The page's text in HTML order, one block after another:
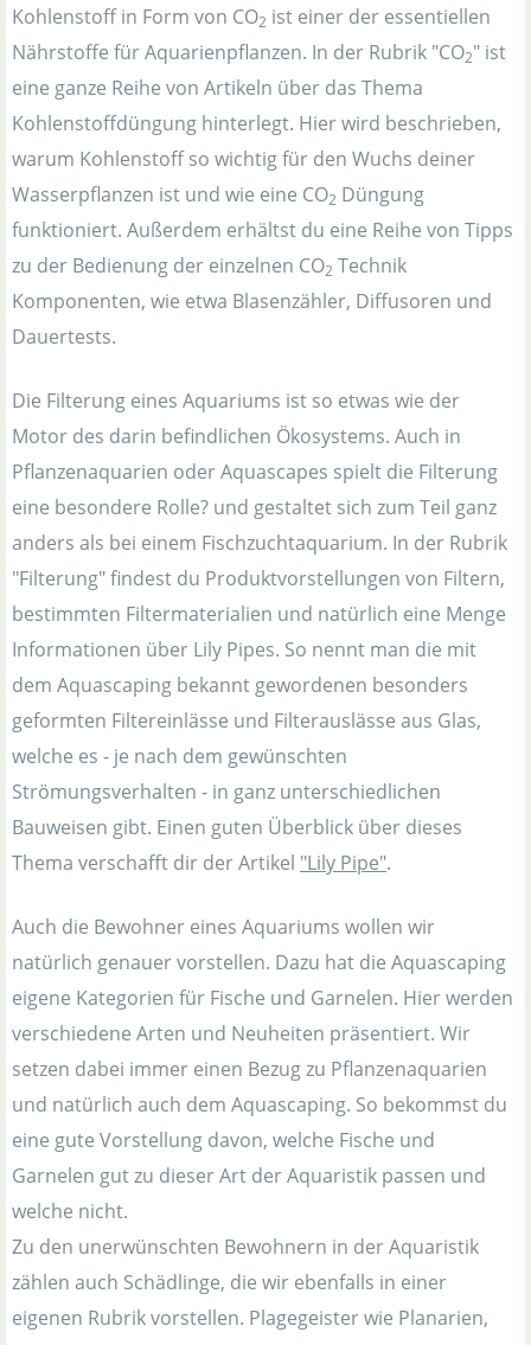
Kohlenstoff in Form von CO2 ist einer der essentiellen
Nährstoffe für Aquarienpflanzen. In der Rubrik "CO2" ist
eine ganze Reihe von Artikeln über das Thema
Kohlenstoffdüngung hinterlegt. Hier wird beschrieben,
warum Kohlenstoff so wichtig für den Wuchs deiner
Wasserpflanzen ist und wie eine CO2 Düngung
funktioniert. Außerdem erhältst du eine Reihe von Tipps
zu der Bedienung der einzelnen CO2 Technik
Komponenten, wie etwa Blasenzähler, Diffusoren und
Dauertests.
Die Filterung eines Aquariums ist so etwas wie der
Motor des darin befindlichen Ökosystems. Auch in
Pflanzenaquarien oder Aquascapes spielt die Filterung
eine besondere Rolle? und gestaltet sich zum Teil ganz
anders als bei einem Fischzuchtaquarium. In der Rubrik
"Filterung" findest du Produktvorstellungen von Filtern,
bestimmten Filtermaterialien und natürlich eine Menge
Informationen über Lily Pipes. So nennt man die mit
dem Aquascaping bekannt gewordenen besonders
geformten Filtereinlässe und Filterauslässe aus Glas,
welche es - je nach dem gewünschten
Strömungsverhalten - in ganz unterschiedlichen
Bauweisen gibt. Einen guten Überblick über dieses
Thema verschafft dir der Artikel "Lily Pipe".
Auch die Bewohner eines Aquariums wollen wir
natürlich genauer vorstellen. Dazu hat die Aquascaping
eigene Kategorien für Fische und Garnelen. Hier werden
verschiedene Arten und Neuheiten präsentiert. Wir
setzen dabei immer einen Bezug zu Pflanzenaquarien
und natürlich auch dem Aquascaping. So bekommst du
eine gute Vorstellung davon, welche Fische und
Garnelen gut zu dieser Art der Aquaristik passen und
welche nicht.
Zu den unerwünschten Bewohnern in der Aquaristik
zählen auch Schädlinge, die wir ebenfalls in einer
eigenen Rubrik vorstellen. Plagegeister wie Planarien,